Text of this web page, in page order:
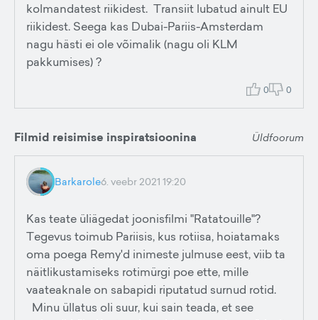
kolmandatest riikidest. Transiit lubatud ainult EU
riikidest. Seega kas Dubai-Pariis-Amsterdam
nagu hästi ei ole võimalik (nagu oli KLM
pakkumises) ?
0 0
Filmid reisimise inspiratsioonina Üldfoorum
Barkarole6. veebr 2021 19:20
Kas teate üliägedat joonisfilmi "Ratatouille"?
Tegevus toimub Pariisis, kus rotiisa, hoiatamaks
oma poega Remy'd inimeste julmuse eest, viib ta
näitlikustamiseks rotimürgi poe ette, mille
vaateaknale on sabapidi riputatud surnud rotid.
Minu üllatus oli suur, kui sain teada, et see